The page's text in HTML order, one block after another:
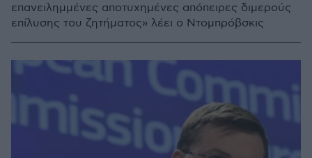
επανειλημμένες αποτυχημένες απόπειρες διμερούς
επίλυσης του ζητήματος» λέει ο Ντομπρόβσκις